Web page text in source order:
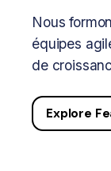
Nous
équipes
de
Explore